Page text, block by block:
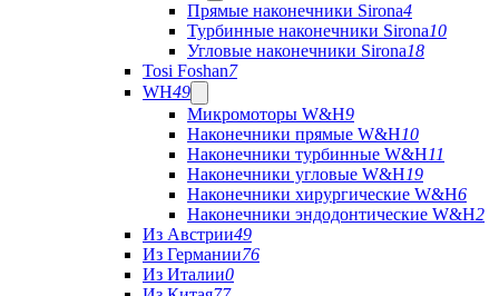
Прямые наконечники Sirona4
Турбинные наконечники Sirona10
Угловые наконечники Sirona18
Tosi Foshan7
WH49
Микромоторы W&H9
Наконечники прямые W&H10
Наконечники турбинные W&H11
Наконечники угловые W&H19
Наконечники хирургические W&H6
Наконечники эндодонтические W&H2
Из Австрии49
Из Германии76
Из Италии0